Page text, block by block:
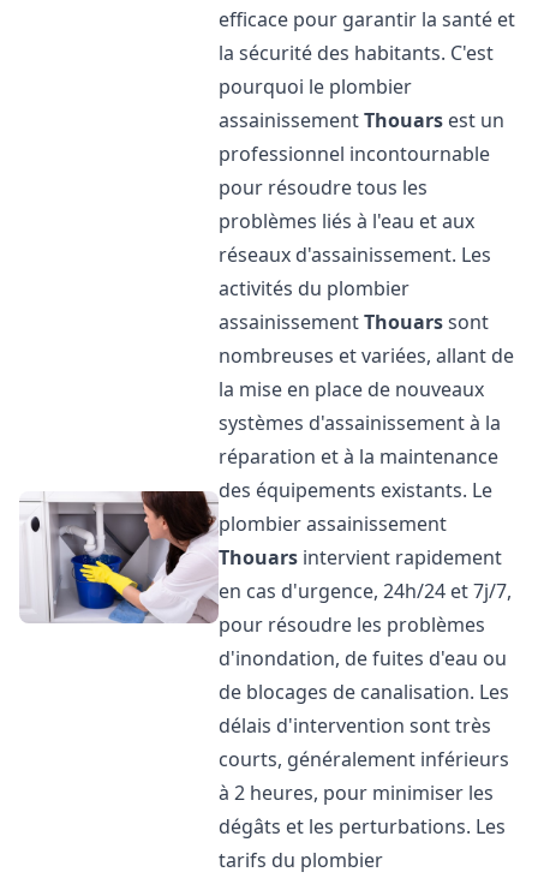
efficace pour garantir la santé et
la sécurité des habitants. C'est
pourquoi le plombier
assainissementThouars est un
professionnel incontournable
pour résoudre tous les
problèmes liés à l'eau et aux
réseaux d'assainissement. Les
activités du plombier
assainissementThouarssont
nombreuses et variées, allant de
la mise en place de nouveaux
systèmes d'assainissement à la
réparation et à la maintenance
des équipements existants. Le
plombier assainissement
Thouars intervient rapidement
en cas d'urgence, 24h/24 et 7j/7,
pour résoudre les problèmes
d'inondation, de fuites d'eau ou
de blocages de canalisation. Les
délais d'intervention sont très
courts, généralement inférieurs
à 2 heures, pour minimiser les
dégâts et les perturbations. Les
tarifs du plombier